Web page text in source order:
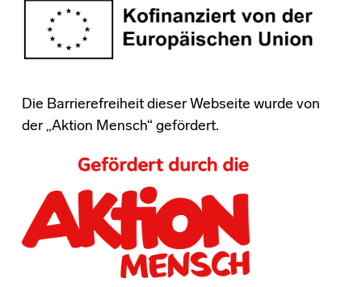
Die Barrierefreiheit dieser Webseite wurde von
der „Aktion Mensch“ gefördert.